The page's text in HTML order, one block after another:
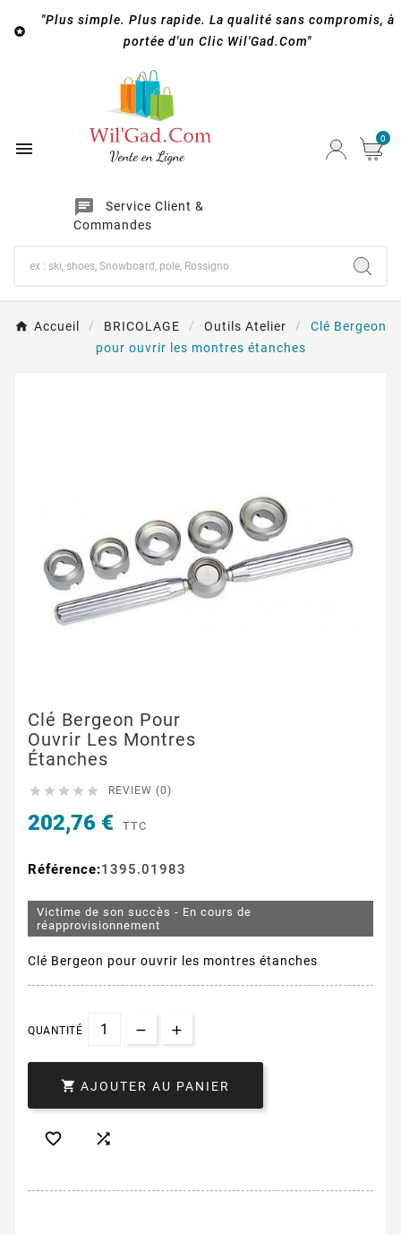

"Plus simple. Plus rapide. La qualité sans compromis, à
portée d'un Clic Wil'Gad.Com"

chat
Service Client &
Commandes
0
Accueil BRICOLAGE Outils Atelier
Clé Bergeon
pour ouvrir les montres étanches
Clé Bergeon Pour
Ouvrir Les Montres
Étanches
     REVIEW (0)
202,76 € TTC
Référence:1395.01983
Victime de son succès - En cours de
réapprovisionnement
Clé Bergeon pour ouvrir les montres étanches
QUANTITÉ
 AJOUTER AU PANIER
 